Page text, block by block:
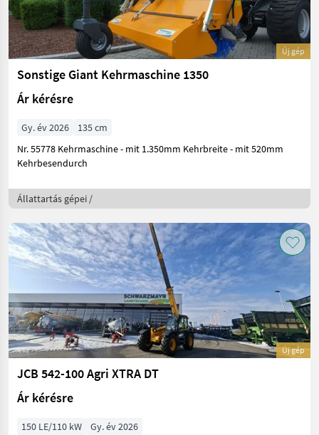
Új gép
Sonstige Giant Kehrmaschine 1350
Ár kérésre
Gy. év 2026
135 cm
Nr. 55778 Kehrmaschine - mit 1.350mm Kehrbreite - mit 520mm
Kehrbesendurch
Állattartás gépei /
Új gép
JCB 542-100 Agri XTRA DT
Ár kérésre
150 LE/110 kW
Gy. év 2026